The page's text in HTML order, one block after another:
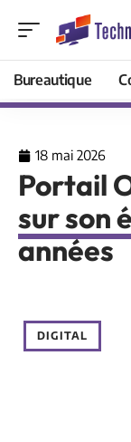
Bureautique
18 mai 2026
Portail
sur son
années
DIGITAL